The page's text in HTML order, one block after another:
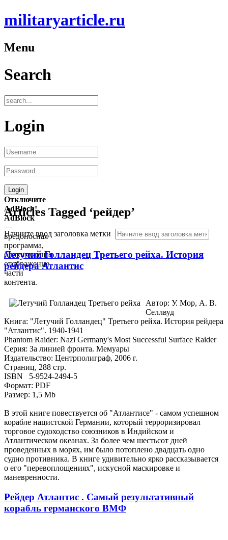
militaryarticle.ru
Menu
Search
Login
Отключите
AdBlock!
AdBlock
—
вредоносная
программа,
блокирующая
отображение
части
контента.
Articles Tagged ‘рейдер’
Начните ввод заголовка метки
Летучий Голландец Третьего рейха. История
рейдера Атлантис
Автор: У. Мор, А. В.
Селлвуд
Книга: "Летучий Голландец" Третьего рейха. История рейдера
"Атлантис". 1940-1941
Phantom Raider: Nazi Germany's Most Successful Surface Raider
Серия: За линией фронта. Мемуары
Издательство: Центрполиграф, 2006 г.
Страниц, 288 стр.
ISBN 5-9524-2494-5
Формат: PDF
Размер: 1,5 Mb
В этой книге повествуется об "Атлантисе" - самом успешном
корабле нацистской Германии, который терроризировал
торговое судоходство союзников в Индийском и
Атлантическом океанах. За более чем шестьсот дней
проведенных в морях, им было потоплено двадцать одно
судно противника. В книге удивительно ярко рассказывается
о его "перевоплощениях", искусной маскировке и
маневренности.
Рейдер Атлантис . Самый результативный
корабль германского ВМФ